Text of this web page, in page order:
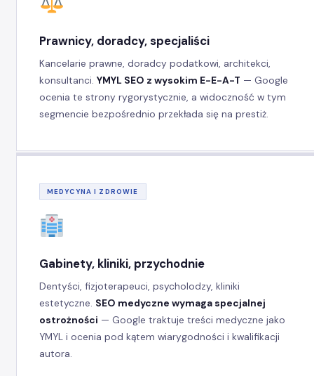
Prawnicy, doradcy, specjaliści
Kancelarie prawne, doradcy podatkowi, architekci,
konsultanci. YMYL SEO z wysokim E-E-A-T — Google
ocenia te strony rygorystycznie, a widoczność w tym
segmencie bezpośrednio przekłada się na prestiż.
MEDYCYNA I ZDROWIE
Gabinety, kliniki, przychodnie
Dentyści, fizjoterapeuci, psycholodzy, kliniki
estetyczne. SEO medyczne wymaga specjalnej
ostrożności — Google traktuje treści medyczne jako
YMYL i ocenia pod kątem wiarygodności i kwalifikacji
autora.